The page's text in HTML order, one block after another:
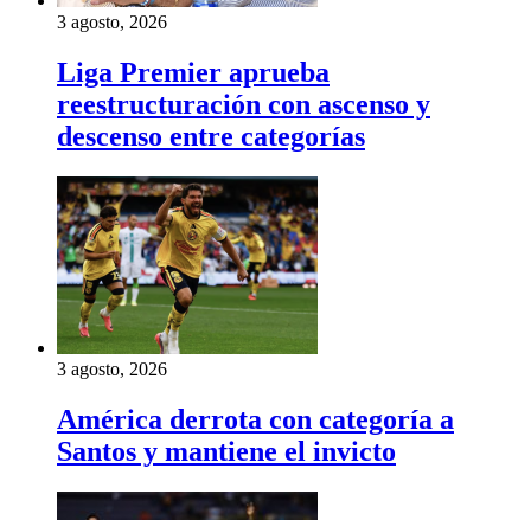
3 agosto, 2026
Liga Premier aprueba
reestructuración con ascenso y
descenso entre categorías
3 agosto, 2026
América derrota con categoría a
Santos y mantiene el invicto